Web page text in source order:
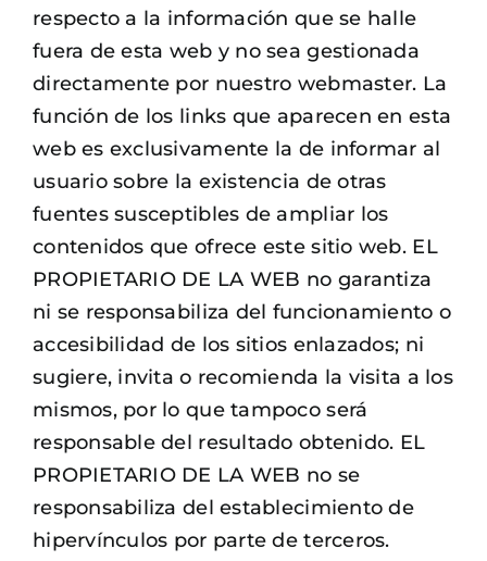
respecto a la información que se halle
fuera de esta web y no sea gestionada
directamente por nuestro webmaster. La
función de los links que aparecen en esta
web es exclusivamente la de informar al
usuario sobre la existencia de otras
fuentes susceptibles de ampliar los
contenidos que ofrece este sitio web. EL
PROPIETARIO DE LA WEB no garantiza
ni se responsabiliza del funcionamiento o
accesibilidad de los sitios enlazados; ni
sugiere, invita o recomienda la visita a los
mismos, por lo que tampoco será
responsable del resultado obtenido. EL
PROPIETARIO DE LA WEB no se
responsabiliza del establecimiento de
hipervínculos por parte de terceros.